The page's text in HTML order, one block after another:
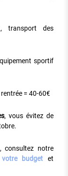
transport des
sportif
= 40-60€
, vous évitez de
consultez notre
budget et